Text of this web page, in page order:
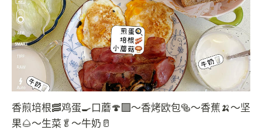
香煎培根🥓鸡蛋🍳口蘑🍄‍🟫～香烤欧包🥯～香蕉🍌～坚
果🌰～生菜🥬～牛奶🥛